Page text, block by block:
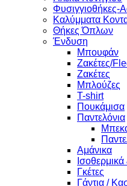
Φυσιγγιοθήκες-
Καλύμματα
Θήκες Όπλων
Ένδυση
Μπουφάν
Ζακέτες/
Ζακέτες
Μπλούζες
T-shirt
Πουκάμισα
Παντελόνια
Αμάνικα
Γκέτες
Γάντια /